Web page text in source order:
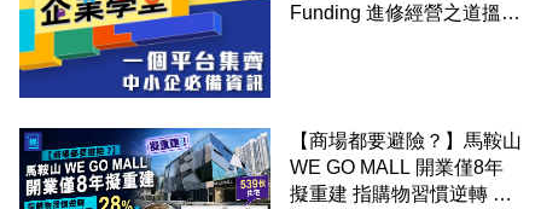
Funding 進修經營之道搵大
【商場都要避險？】馬鞍山
WE GO MALL 開業僅8年
擬重建 指購物習慣逆轉 餐